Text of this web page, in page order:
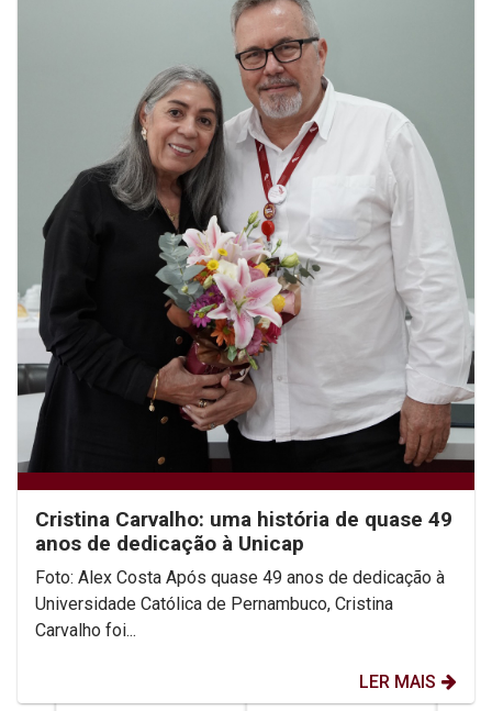
Cristina Carvalho: uma história de quase 49
anos de dedicação à Unicap
Foto: Alex Costa Após quase 49 anos de dedicação à
Universidade Católica de Pernambuco, Cristina
Carvalho foi...
LER MAIS